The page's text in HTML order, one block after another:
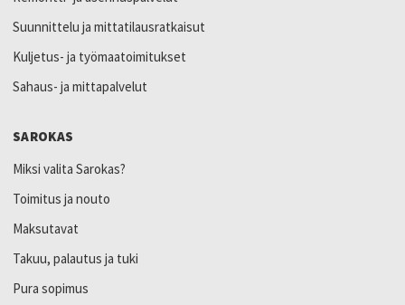
Suunnittelu ja mittatilausratkaisut
Kuljetus- ja työmaatoimitukset
Sahaus- ja mittapalvelut
SAROKAS
Miksi valita Sarokas?
Toimitus ja nouto
Maksutavat
Takuu, palautus ja tuki
Pura sopimus